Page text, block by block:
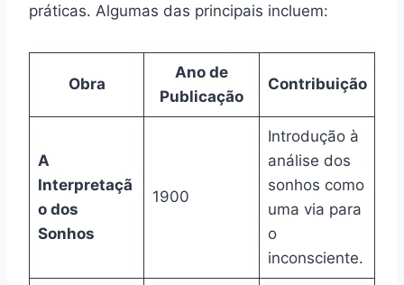
práticas. Algumas das principais incluem:
Obra
Ano de
Publicação
Contribuição
A
Interpretaçã
o dos
Sonhos
1900
Introdução à
análise dos
sonhos como
uma via para
o
inconsciente.